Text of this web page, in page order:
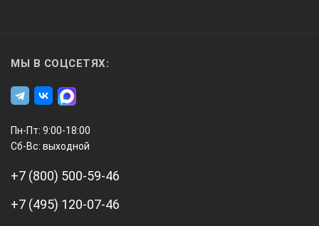
цветность
ч/б
подсветка
МЫ В СОЦСЕТЯХ:
Пн-Пт: 9:00-18:00
Сб-Вс: выходной
+7 (800) 500-59-46
+7 (495) 120-07-46